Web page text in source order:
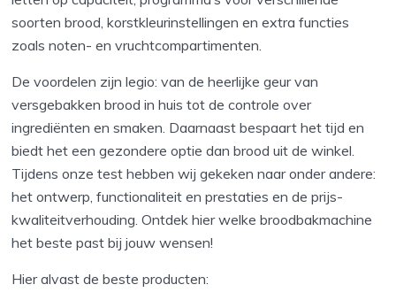
soorten brood, korstkleurinstellingen en extra functies
zoals noten- en vruchtcompartimenten.
De voordelen zijn legio: van de heerlijke geur van
versgebakken brood in huis tot de controle over
ingrediënten en smaken. Daarnaast bespaart het tijd en
biedt het een gezondere optie dan brood uit de winkel.
Tijdens onze test hebben wij gekeken naar onder andere:
het ontwerp, functionaliteit en prestaties en de prijs-
kwaliteitverhouding. Ontdek hier welke broodbakmachine
het beste past bij jouw wensen!
Hier alvast de beste producten: